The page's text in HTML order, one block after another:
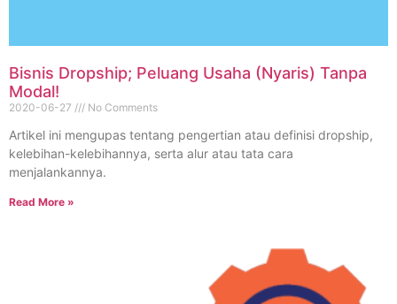
Bisnis Dropship; Peluang Usaha (Nyaris) Tanpa
Modal!
2020-06-27 No Comments
Artikel ini mengupas tentang pengertian atau definisi dropship,
kelebihan-kelebihannya, serta alur atau tata cara
menjalankannya.
Read More »